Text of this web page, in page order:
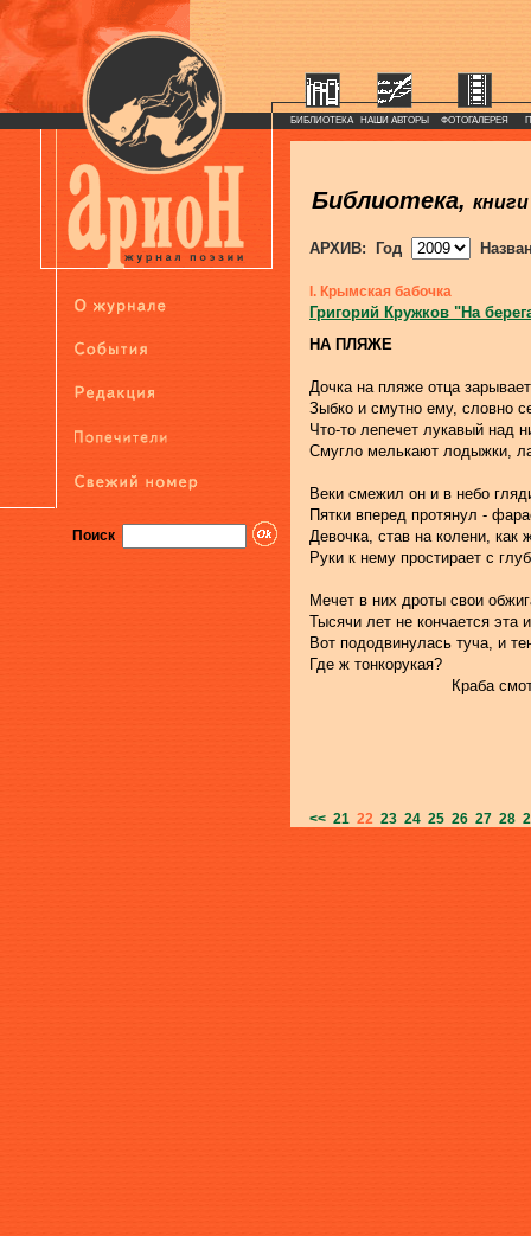
Поиск
БИБЛИОТЕКА НАШИ АВТОРЫ ФОТОГАЛЕРЕЯ
Библиотека, книги
АРХИВ: Год
I. Крымская бабочка
Григорий Кружков "На
НА ПЛЯЖЕ
Дочка на пляже отца
Зыбко и смутно ему, словно
Что-то лепечет лукавый над
Смугло мелькают лодыжки,
Веки смежил он и в небо
Пятки вперед протянул -
Девочка, став на колени, как
Руки к нему простирает с
Мечет в них дроты свои
Тысячи лет не кончается эта
Вот пододвинулась туча, и
Где ж тонкорукая?
Краба
<< 21 22 23 24 25 26 27 28